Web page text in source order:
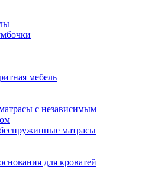
мебель
с независимым
матрасы
для кроватей